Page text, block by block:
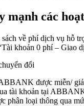
mạnh các
về phí dịch vụ
khoản 0 phí – Giao
đổi
được miễn/
tài khoản tại
phân loại thông qua